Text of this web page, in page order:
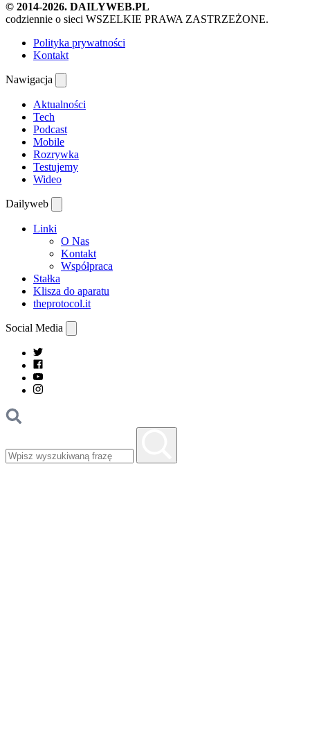
© 2014-2026. DAILYWEB.PL
codziennie o sieci WSZELKIE PRAWA ZASTRZEŻONE.
Polityka prywatności
Kontakt
Nawigacja
Aktualności
Tech
Podcast
Mobile
Rozrywka
Testujemy
Wideo
Dailyweb
Linki
O Nas
Kontakt
Współpraca
Stałka
Klisza do aparatu
theprotocol.it
Social Media